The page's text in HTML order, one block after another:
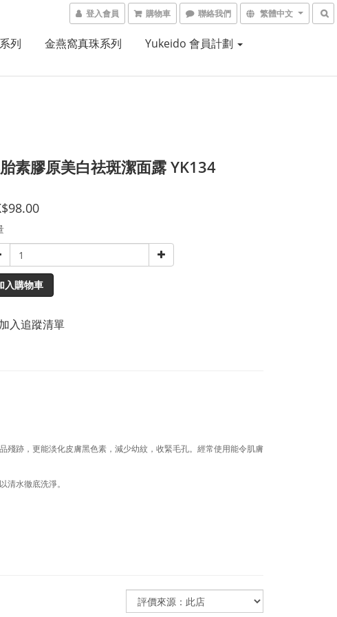
登入會員 購物車 聯絡我們 繁體中文
列 金燕窩真珠系列 Yukeido 會員計劃
素膠原美白祛斑潔面露 YK134
入購物車
加入追蹤清單
跡，更能淡化皮膚黑色素，減少幼紋，收緊毛孔。經常使用能令肌膚
清水徹底洗淨。